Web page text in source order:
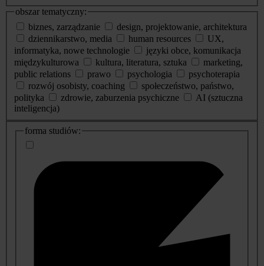
obszar tematyczny:
biznes, zarządzanie
design, projektowanie, architektura
dziennikarstwo, media
human resources
UX,
informatyka, nowe technologie
języki obce, komunikacja
międzykulturowa
kultura, literatura, sztuka
marketing,
public relations
prawo psychologia
psychoterapia
rozwój osobisty, coaching
społeczeństwo, państwo,
polityka
zdrowie, zaburzenia psychiczne
AI (sztuczna
inteligencja)
dodatkowe
informacje
forma studiów: